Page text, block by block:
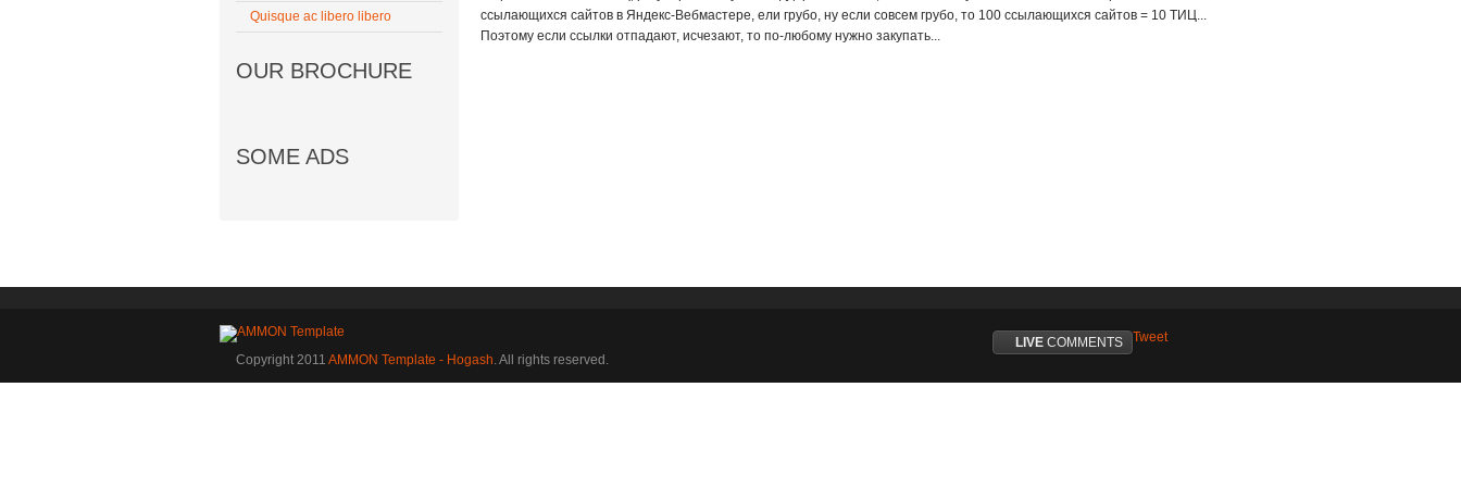
Quisque ac libero libero
OUR BROCHURE
SOME ADS
ссылающихся сайтов в Яндекс-Вебмастере, ели грубо, ну если совсем грубо, то 100 ссылающихся сайтов = 10 ТИЦ...
Поэтому если ссылки отпадают, исчезают, то по-любому нужно закупать...
Copyright 2011 AMMON Template - Hogash. All rights reserved.
Tweet
LIVE COMMENTS